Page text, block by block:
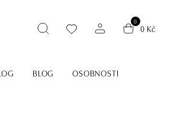
0
0 Kč
BLOG OSOBNOSTI